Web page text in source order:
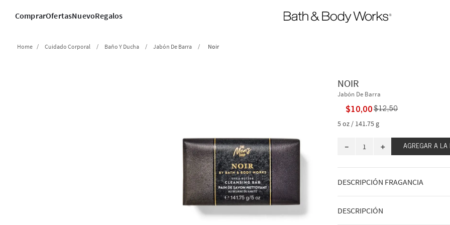
ComprarOfertasNuevoRegalos
Cuidado Corporal Baño Y Ducha Jabón De Barra Noir
NOIR
Jabón De Barra
$10,00$12,50
5 oz / 141.75 g
＋
－ AGREGAR A LA
DESCRIPCIÓN FRAGANCIA
A qué huele: una noche misteriosa en
DESCRIPCIÓN